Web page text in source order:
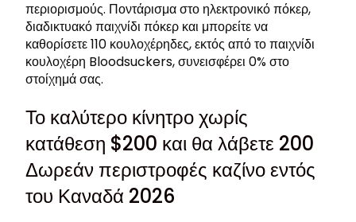
περιορισμούς. Ποντάρισμα στο ηλεκτρονικό πόκερ,
διαδικτυακό παιχνίδι πόκερ και μπορείτε να
καθορίσετε 110 κουλοχέρηδες, εκτός από το παιχνίδι
κουλοχέρη Bloodsuckers, συνεισφέρει 0% στο
στοίχημά σας.
Το καλύτερο κίνητρο χωρίς
κατάθεση $200 και θα λάβετε 200
Δωρεάν περιστροφές καζίνο εντός
του Καναδά 2026